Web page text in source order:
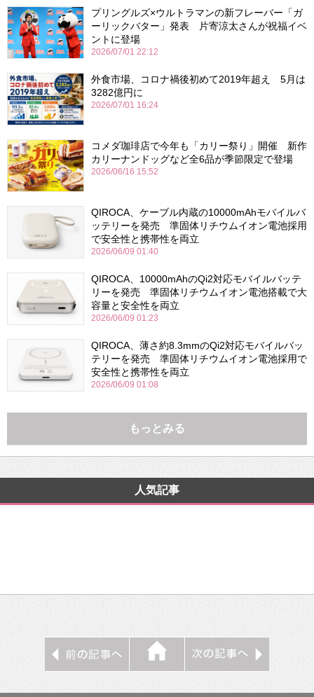
プリングルズ×ウルトラマンの新フレーバー「ガ
ーリックバター」発表 片寄涼太さんが祝福イベ
ントに登場
2026/07/01 22:12
外食市場、コロナ禍後初めて2019年超え 5月は
3282億円に
2026/07/01 16:24
コメダ珈琲店で今年も「カリー祭り」開催 新作
カリーナンドッグなど全6品が季節限定で登場
2026/06/16 15:52
QIROCA、ケーブル内蔵の10000mAhモバイルバ
ッテリーを発売 準固体リチウムイオン電池採用
で安全性と携帯性を両立
2026/06/09 01:40
QIROCA、10000mAhのQi2対応モバイルバッテ
リーを発売 準固体リチウムイオン電池搭載で大
容量と安全性を両立
2026/06/09 01:23
QIROCA、薄さ約8.3mmのQi2対応モバイルバッ
テリーを発売 準固体リチウムイオン電池採用で
安全性と携帯性を両立
2026/06/09 01:08
もっとみる
人気記事